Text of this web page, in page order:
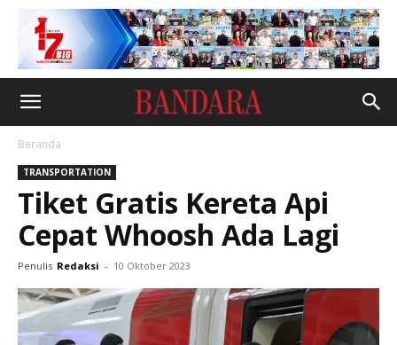
Beranda
TRANSPORTATION
Tiket Gratis Kereta Api
Cepat Whoosh Ada Lagi
Penulis Redaksi - 10 Oktober 2023